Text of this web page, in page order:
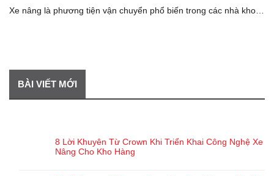
Xe nâng là phương tiện vận chuyển phổ biến trong các nhà kho,
BÀI VIẾT MỚI
8 Lời Khuyên Từ Crown Khi Triển Khai Công Nghệ Xe
Nâng Cho Kho Hàng